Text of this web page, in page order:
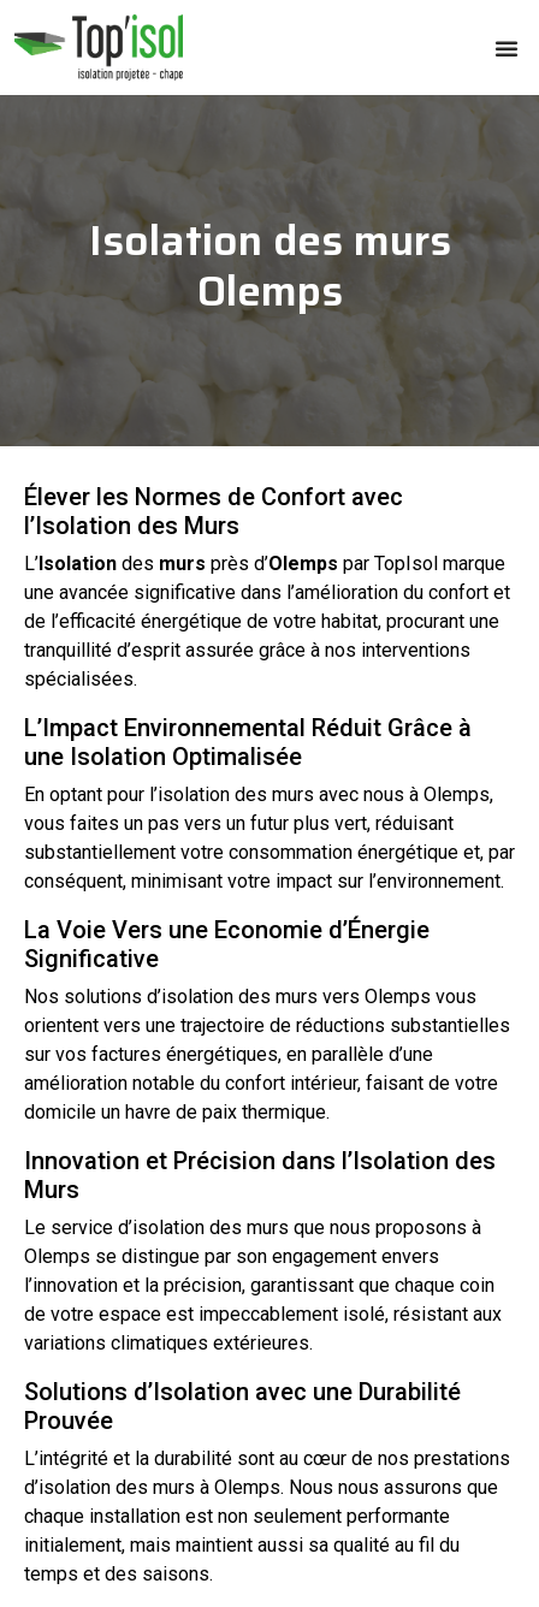
Isolation des murs
Olemps
Élever les Normes de Confort avec
l’Isolation des Murs
L’Isolation des murs près d’Olemps par TopIsol marque
une avancée significative dans l’amélioration du confort et
de l’efficacité énergétique de votre habitat, procurant une
tranquillité d’esprit assurée grâce à nos interventions
spécialisées.
L’Impact Environnemental Réduit Grâce à
une Isolation Optimalisée
En optant pour l’isolation des murs avec nous à Olemps,
vous faites un pas vers un futur plus vert, réduisant
substantiellement votre consommation énergétique et, par
conséquent, minimisant votre impact sur l’environnement.
La Voie Vers une Economie d’Énergie
Significative
Nos solutions d’isolation des murs vers Olemps vous
orientent vers une trajectoire de réductions substantielles
sur vos factures énergétiques, en parallèle d’une
amélioration notable du confort intérieur, faisant de votre
domicile un havre de paix thermique.
Innovation et Précision dans l’Isolation des
Murs
Le service d’isolation des murs que nous proposons à
Olemps se distingue par son engagement envers
l’innovation et la précision, garantissant que chaque coin
de votre espace est impeccablement isolé, résistant aux
variations climatiques extérieures.
Solutions d’Isolation avec une Durabilité
Prouvée
L’intégrité et la durabilité sont au cœur de nos prestations
d’isolation des murs à Olemps. Nous nous assurons que
chaque installation est non seulement performante
initialement, mais maintient aussi sa qualité au fil du
temps et des saisons.